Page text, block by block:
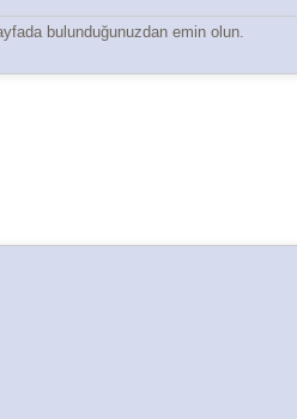
bulunduğunuzdan emin olun.